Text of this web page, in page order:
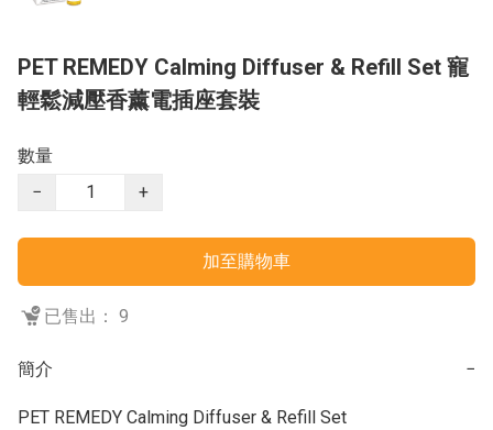
PET REMEDY Calming Diffuser & Refill Set 寵
輕鬆減壓香薰電插座套裝
數量
−
+
加至購物車
已售出： 9
簡介 −
PET REMEDY Calming Diffuser & Refill Set